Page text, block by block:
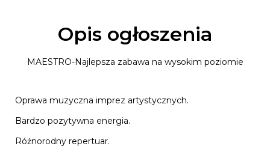
Opis ogłoszenia
MAESTRO-Najlepsza zabawa na wysokim poziomie
Oprawa muzyczna imprez artystycznych.
Bardzo pozytywna energia.
Różnorodny repertuar.